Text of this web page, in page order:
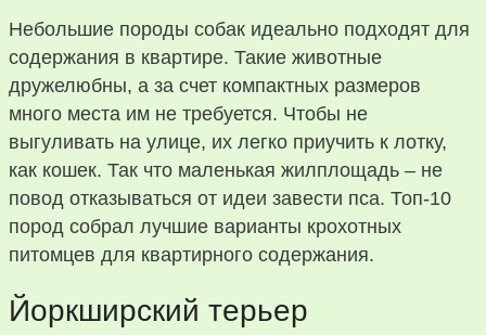
Небольшие породы собак идеально подходят для
содержания в квартире. Такие животные
дружелюбны, а за счет компактных размеров
много места им не требуется. Чтобы не
выгуливать на улице, их легко приучить к лотку,
как кошек. Так что маленькая жилплощадь – не
повод отказываться от идеи завести пса. Топ-10
пород собрал лучшие варианты крохотных
питомцев для квартирного содержания.
Йоркширский терьер